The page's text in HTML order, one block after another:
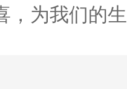
，为我们的